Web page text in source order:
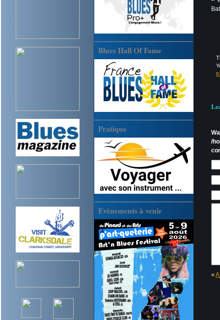
/
«
Blues Hall Of Fame
Pratique
Evènements à venir